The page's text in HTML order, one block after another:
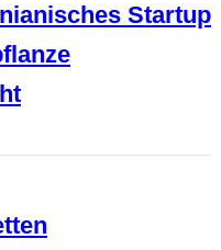
Startup